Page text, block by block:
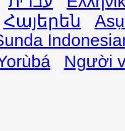
Հայերեն
Người